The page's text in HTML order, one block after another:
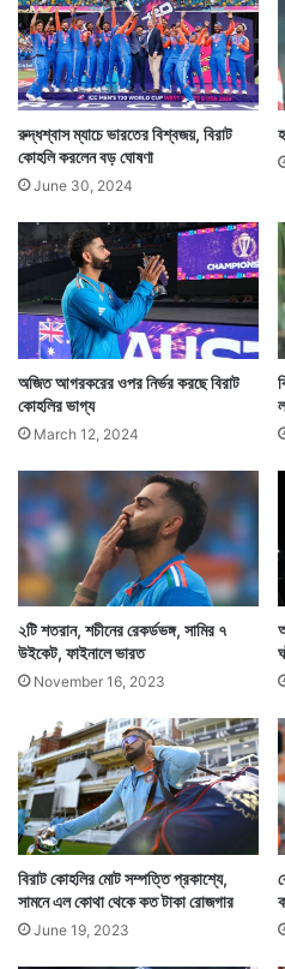
সেই কালো পোড়া দাগকেই রেখা
কাঠের ওপর আতস কাচের মাধ্যমে
যাতে বিরাট কোহলি ফুটে ওঠেন।
আর সেটাই হয় ক্রমে কাঠের ওপর
ওঠে বিরাট কোহলির মুখ। এমন
ল
রুদ্ধশ্বাস ম্যাচে ভারতের বিশ্বজয়, বিরাট
কোহলি করলেন বড় ঘোষণা
June 30, 2024
অজিত আগরকরের ওপর নির্ভর করছে বিরাট
কোহলির ভাগ্য
March 12, 2024
২টি শতরান, শচীনের রেকর্ডভঙ্গ, সামির ৭
উইকেট, ফাইনালে ভারত
November 16, 2023
বিরাট কোহলির মোট সম্পত্তি প্রকাশ্যে,
সামনে এল কোথা থেকে কত টাকা রোজগার
June 19, 2023